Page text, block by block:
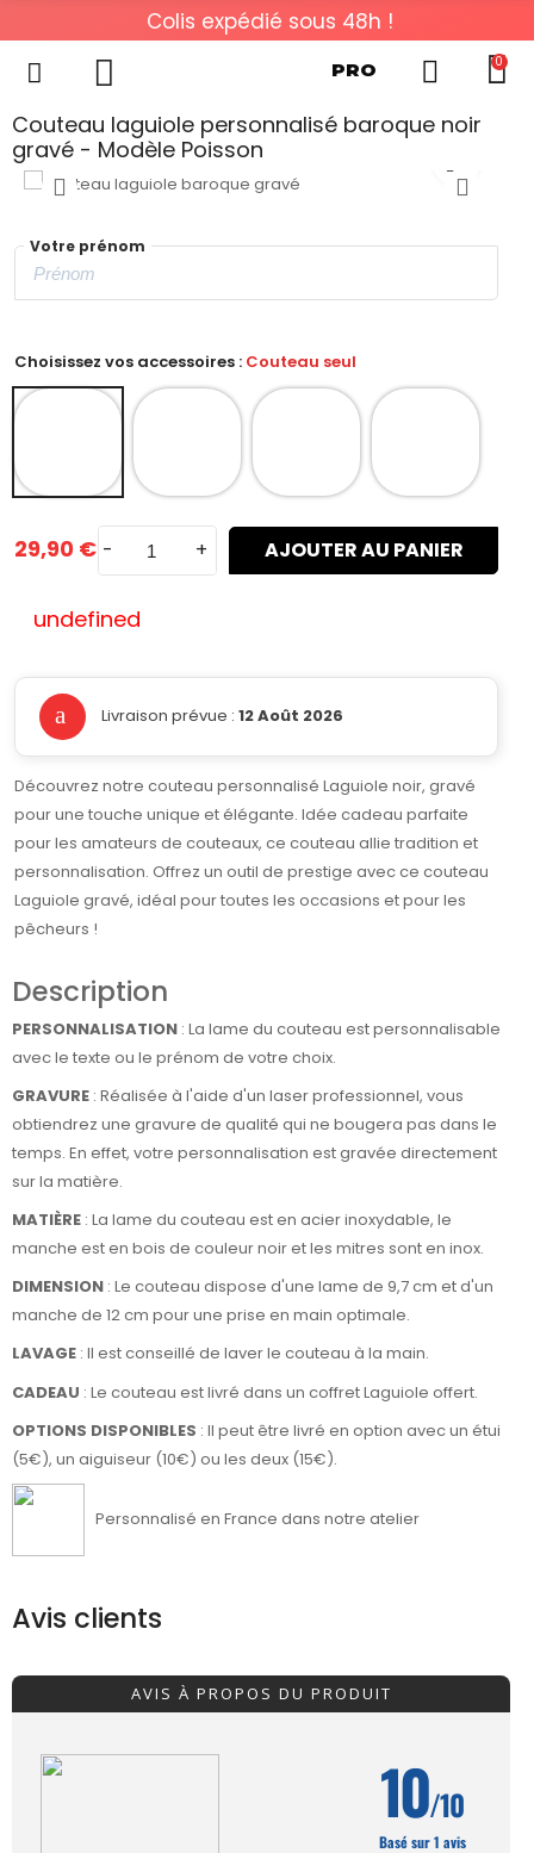
Colis expédié sous 48h !
PRO 0
Couteau laguiole personnalisé baroque noir
gravé - Modèle Poisson
Votre prénom
Choisissez vos accessoires : Couteau seul
29,90 € - + AJOUTER AU PANIER
undefined
Livraison prévue : 12 Août 2026
Découvrez notre couteau personnalisé Laguiole noir, gravé
pour une touche unique et élégante. Idée cadeau parfaite
pour les amateurs de couteaux, ce couteau allie tradition et
personnalisation. Offrez un outil de prestige avec ce couteau
Laguiole gravé, idéal pour toutes les occasions et pour les
pêcheurs !
Description
PERSONNALISATION : La lame du couteau est personnalisable
avec le texte ou le prénom de votre choix.
GRAVURE : Réalisée à l'aide d'un laser professionnel, vous
obtiendrez une gravure de qualité qui ne bougera pas dans le
temps. En effet, votre personnalisation est gravée directement
sur la matière.
MATIÈRE : La lame du couteau est en acier inoxydable, le
manche est en bois de couleur noir et les mitres sont en inox.
DIMENSION : Le couteau dispose d'une lame de 9,7 cm et d'un
manche de 12 cm pour une prise en main optimale.
LAVAGE : Il est conseillé de laver le couteau à la main.
CADEAU : Le couteau est livré dans un coffret Laguiole offert.
OPTIONS DISPONIBLES : Il peut être livré en option avec un étui
(5€), un aiguiseur (10€) ou les deux (15€).
Personnalisé en France dans notre atelier
Avis clients
AVIS À PROPOS DU PRODUIT
10/10
Basé sur 1 avis